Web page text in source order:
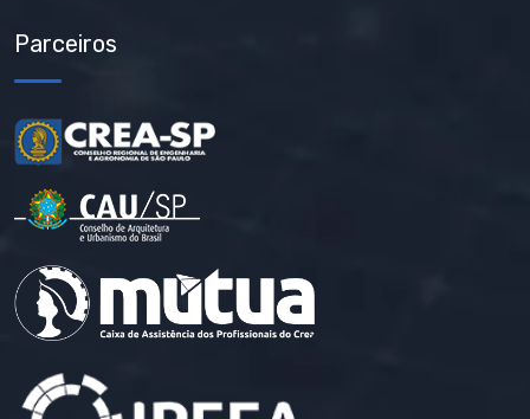
Parceiros